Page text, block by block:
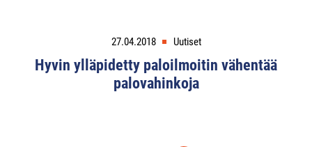
27.04.2018 Uutiset
Hyvin ylläpidetty paloilmoitin vähentää
palovahinkoja